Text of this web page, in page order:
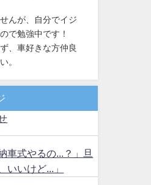
んが、自分でイジ
で勉強中です！
、車好きな方仲良
。
車式やるの...？」旦
いいけど...」